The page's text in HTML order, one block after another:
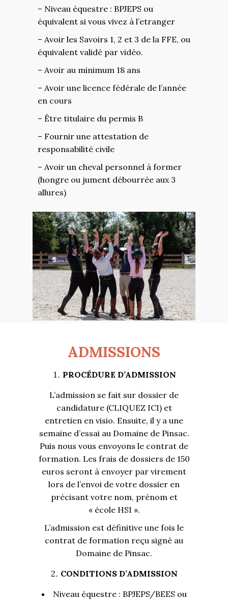
– Niveau équestre : BPJEPS ou
équivalent si vous vivez à l’etranger
– Avoir les Savoirs 1, 2 et 3 de la FFE, ou
équivalent validé par vidéo.
– Avoir au minimum 18 ans
– Avoir une licence fédérale de l’année
en cours
– Être titulaire du permis B
– Fournir une attestation de
responsabilité civile
– Avoir un cheval personnel à former
(hongre ou jument débourrée aux 3
allures)
ADMISSIONS
PROCÉDURE D’ADMISSION
L’admission se fait sur dossier de
candidature (CLIQUEZ ICI) et
entretien en visio. Ensuite, il y a une
semaine d’essai au Domaine de Pinsac.
Puis nous vous envoyons le contrat de
formation. Les frais de dossiers de 150
euros seront à envoyer par virement
lors de l’envoi de votre dossier en
précisant votre nom, prénom et
« école HSI ».
L’admission est définitive une fois le
contrat de formation reçu signé au
Domaine de Pinsac.
CONDITIONS D’ADMISSION
Niveau équestre : BPJEPS/BEES ou